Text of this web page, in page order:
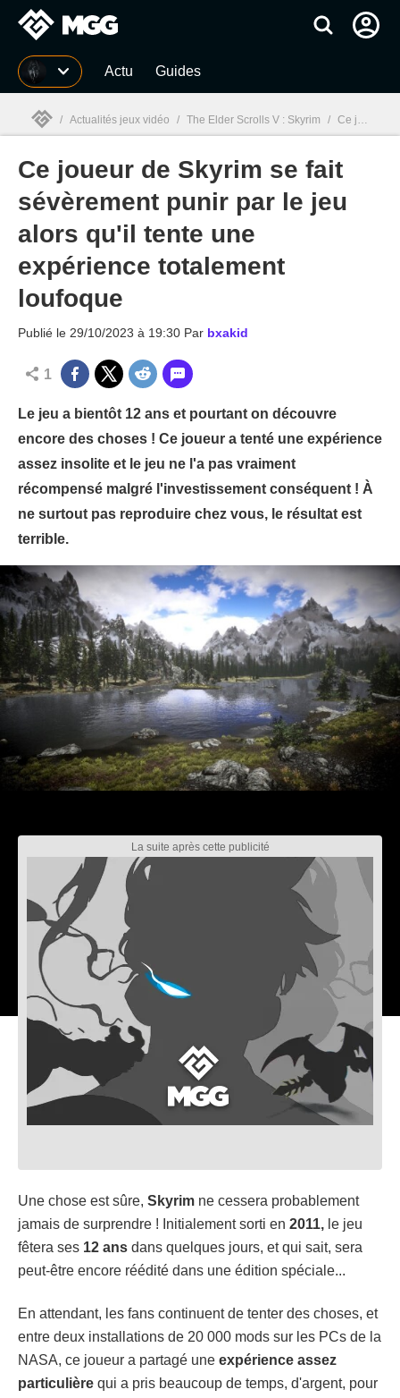
MGG Actu Guides
MGG
/ Actualités jeux vidéo / The Elder Scrolls V : Skyrim / Ce joueur de Skyrim se fait sévèrement punir par le jeu alors qu'il tente une expérience totalement loufoque
Ce joueur de Skyrim se fait
sévèrement punir par le jeu
alors qu'il tente une
expérience totalement
loufoque
Publié le 29/10/2023 à 19:30 Par bxakid
1
Le jeu a bientôt 12 ans et pourtant on découvre
encore des choses ! Ce joueur a tenté une expérience
assez insolite et le jeu ne l'a pas vraiment
récompensé malgré l'investissement conséquent ! À
ne surtout pas reproduire chez vous, le résultat est
terrible.
Une chose est sûre, Skyrim ne cessera probablement
jamais de surprendre ! Initialement sorti en 2011, le jeu
fêtera ses 12 ans dans quelques jours, et qui sait, sera
peut-être encore réédité dans une édition spéciale...
En attendant, les fans continuent de tenter des choses, et
entre deux installations de 20 000 mods sur les PCs de la
NASA, ce joueur a partagé une expérience assez
particulière qui a pris beaucoup de temps, d'argent, pour